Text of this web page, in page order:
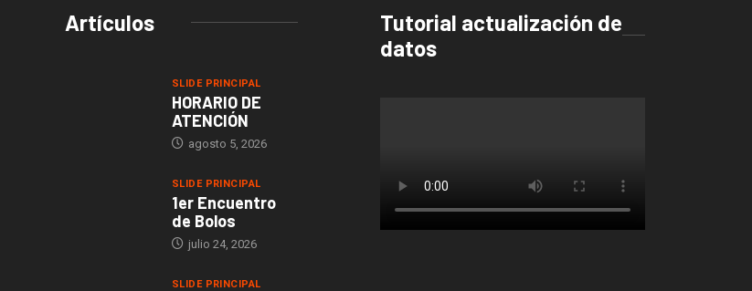
Artículos
SLIDE PRINCIPAL
HORARIO DE
ATENCIÓN
agosto 5, 2026
SLIDE PRINCIPAL
1er Encuentro
de Bolos
julio 24, 2026
SLIDE PRINCIPAL
Tutorial actualización de
datos